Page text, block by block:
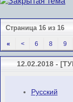
Страница 16 из 16
« < 6 8 9
12.02.2018 -
Русский